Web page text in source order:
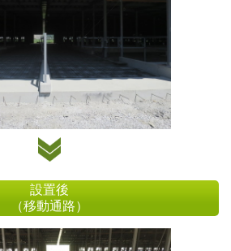
設置後
（移動通路）